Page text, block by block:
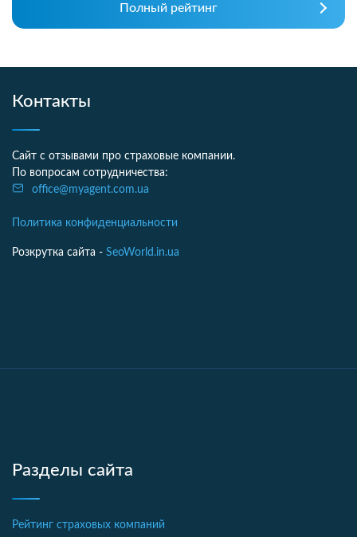
Полный рейтинг
Контакты
Сайт с отзывами про страховые компании.
По вопросам сотрудничества:
office@myagent.com.ua
Политика конфиденциальности
Розкрутка сайта - SeoWorld.in.ua
Разделы сайта
Рейтинг страховых компаний